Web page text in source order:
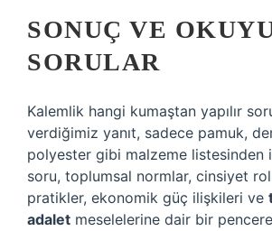
SONUÇ VE
SORULAR
Kalemlik hangi kumaştan yapılır
verdiğimiz yanıt, sadece pamuk,
polyester gibi malzeme listesinden
soru, toplumsal normlar, cinsiyet
pratikler, ekonomik güç ilişkileri ve
adalet meselelerine dair bir